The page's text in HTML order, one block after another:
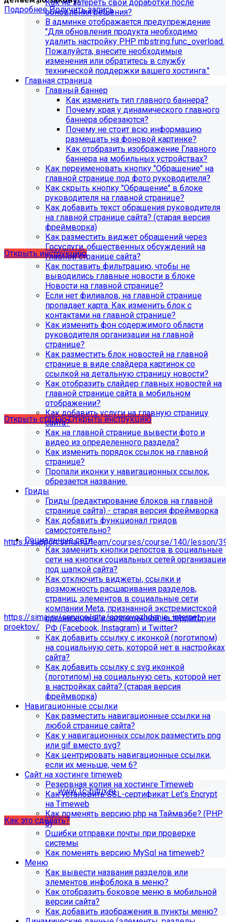
ПодробнееПолучить запись
Обновления в разделе
"Педагогический состав"
Для готовых решений, использующих модуль SIMAI-
SF4: Сведения об образовательной организации
(simai.sveden)
выпущено обновление 1.14.11, согласно которому в
разделе "Педагогический состав"
можно разместить документ и скрыть таблицы.
Открыть инструкцию
С 01.02.2026будет ограничена поддержка продуктов на
PHP версии ниже 8.2.Рекомендуемая версия PHP - 8.4
С 01.09.2026будет ограничена поддержка продуктов на
MySql версии ниже 8.0.0.Рекомендуемая версия MySql
- 8.4.0 и выше.
Открыть статьюОткрыть инструкцию
Мы подготовили чек-лист администратора сайта:
https://support.simai.ru/learn/courses/course/140/lesson/
Рекомендуем придерживаться регламента выполнения
этих работ — это помогает поддерживать сайт в
стабильном и безопасном состоянии.
Если у вас нет технических специалистов, вы можете
передать сайт на техническую поддержку нам:
https://simai.ru/service/site/soprovozhdenie_internet-
proektov/
Это выгодно, потому что вы получаете команду
экспертов вместо одного сотрудника: мы берём на себя
регулярные обновления и контроль работоспособности,
быстрее реагируем на сбои, снижаем риски простоев и
уязвимостей, а вам не нужно тратить время и бюджет на
поиск, обучение и удержание специалистов.
Проверьте адрес сервера
обновлений!
Из-за неправильного адреса обновлений может
некорректно отображаться срок действия лицензии.
Убедитесь, что в настройках «Главного модуля»
указан адрес:www.1c-bitrix.ru.
Затем запустите обновление через «Систему
обновлений».
Как это сделать?
Как добавить раздел "Сведения об
Как не затереть свои доработки после
обновления решения?
В админке отображается предупреждение
"Для обновления продукта необходимо
удалить настройку PHP mbstring.func_overload.
Пожалуйста, внесите необходимые
изменения или обратитесь в службу
технической поддержки вашего хостинга."
Главная страница
Главный баннер
Как изменить тип главного баннера?
Почему края у динамического главного
баннера обрезаются?
Почему не стоит всю информацию
размещать на фоновой картинке?
Как отобразить изображение Главного
баннера на мобильных устройствах?
Как переименовать кнопку "Обращение" на
главной странице под фото руководителя?
Как скрыть кнопку "Обращение" в блоке
руководителя на главной странице?
Как добавить текст обращения руководителя
на главной странице сайта? (старая версия
фреймворка)
Как разместить виджет обращений через
Госуслуги, общественных обсуждений на
главной странице сайта?
Как поставить фильтрацию, чтобы не
выводились главные новости в блоке
Новости на главной странице?
Если нет филиалов, на главной странице
пропадает карта. Как изменить блок с
контактами на главной странице?
Как изменить фон содержимого области
руководителя организации на главной
странице?
Как разместить блок новостей на главной
странице в виде слайдера картинок со
ссылкой на детальную страницу новости?
Как отобразить слайдер главных новостей на
главной странице сайта в мобильном
отображении?
Как добавить услуги на главную страницу
сайта?
Как на главной странице вывести фото и
видео из определенного раздела?
Как изменить порядок ссылок на главной
странице?
Пропали иконки у навигационных ссылок,
обрезается название.
Гриды
Гриды (редактирование блоков на главной
странице сайта) - старая версия фреймворка
Как добавить функционал гридов
самостоятельно?
Социальные сети
Как заменить кнопки репостов в социальные
сети на кнопки социальных сетей организации
под шапкой сайта?
Как отключить виджеты, ссылки и
возможность расшаривания разделов,
страниц, элементов в социальные сети
компании Meta, признанной экстремистской
организацией и запрещенной на территории
РФ (Facebook, Instagram) и Twitter?
Как добавить ссылку с иконкой (логотипом)
на социальную сеть, которой нет в настройках
сайта?
Как добавить ссылку с svg иконкой
(логотипом) на социальную сеть, которой нет
в настройках сайта? (старая версия
фреймворка)
Навигационные ссылки
Как разместить навигационные ссылки на
любой странице сайта?
Как у навигационных ссылок разместить png
или gif вместо svg?
Как центрировать навигационные ссылки,
если их меньше, чем 6?
Сайт на хостинге timeweb
Резервная копия на хостинге Timeweb
Как установить SSL-сертификат Let's Encrypt
на Timeweb
Как поменять версию php на Таймвэбе? (PHP
8)
Ошибки отправки почты при проверке
системы
Как поменять версию MySql на timeweb?
Меню
Как вывести названия разделов или
элементов инфоблока в меню?
Как отобразить боковое меню в мобильной
версии сайта?
Как добавить изображения в пункты меню?